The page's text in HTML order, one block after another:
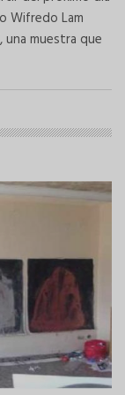
Wifredo Lam
una muestra que